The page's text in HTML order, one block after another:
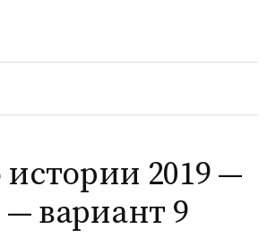
Найти:
2019 —
— вариант 9